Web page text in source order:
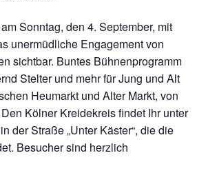
Sonntag, den 4. September, mit
unermüdliche Engagement von
sichtbar. Buntes Bühnenprogramm
Stelter und mehr für Jung und Alt
Heumarkt und Alter Markt, von
Kölner Kreidekreis findet Ihr unter
der Straße „Unter Käster“, die die
Besucher sind herzlich